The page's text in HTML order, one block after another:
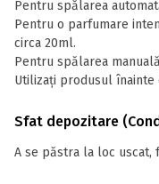
Pentru spălarea
Pentru o parfumare
circa 20ml.
Pentru spălarea
Utilizați produsul
Sfat depozitare
A se păstra la loc uscat,